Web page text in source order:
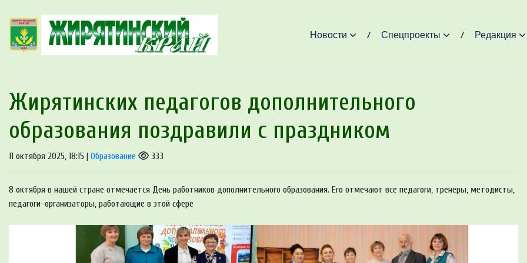
Новости Спецпроекты Редакция
Жирятинских педагогов дополнительного
образования поздравили с праздником
11 октября 2025, 18:15 | Образование 333
8 октября в нашей стране отмечается День работников дополнительного образования. Его отмечают все педагоги, тренеры, методисты,
педагоги-организаторы, работающие в этой сфере